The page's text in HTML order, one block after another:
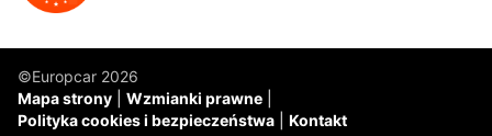
©Europcar 2026
Mapa strony
Wzmianki prawne
Polityka cookies i bezpieczeństwa
Kontakt